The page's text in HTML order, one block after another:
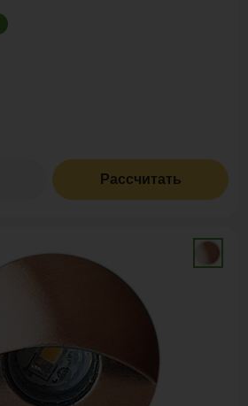
Рассчитать